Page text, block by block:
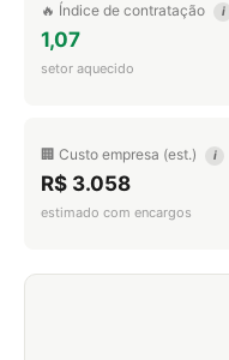
🔥 Índice de contratação i
1,07
setor aquecido
🏢 Custo empresa (est.) i
R$ 3.058
estimado com encargos